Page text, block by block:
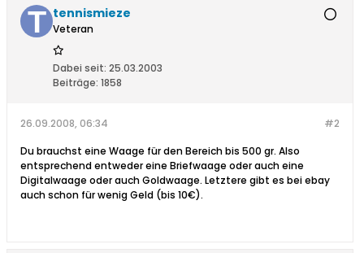
tennismieze
Veteran
Dabei seit: 25.03.2003
Beiträge: 1858
#2
26.09.2008, 06:34
Du brauchst eine Waage für den Bereich bis 500 gr. Also
entsprechend entweder eine Briefwaage oder auch eine
Digitalwaage oder auch Goldwaage. Letztere gibt es bei ebay
auch schon für wenig Geld (bis 10€).